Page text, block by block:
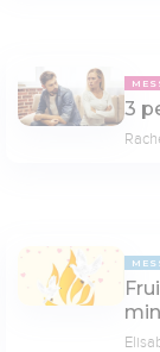
3